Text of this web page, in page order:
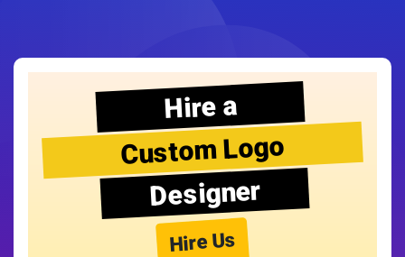
Hire a
Custom Logo
Designer
Hire Us